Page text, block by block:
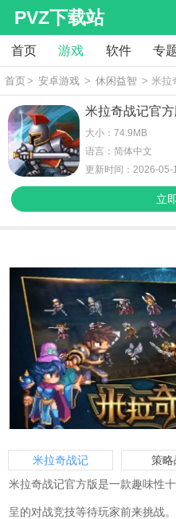
PVZ下载站
首页 游戏 软件 专
首页> 安卓游戏 > 休闲益智 > 米拉
米拉奇战记官方
大小：74.9MB
语言：简体中文
更新时间：2026-05-
立
米拉奇战记 策略
米拉奇战记官方版是一款趣味性
呈的对战竞技等待玩家前来挑战